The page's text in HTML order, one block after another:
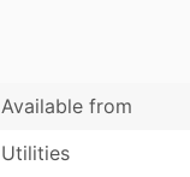
Available from
Utilities